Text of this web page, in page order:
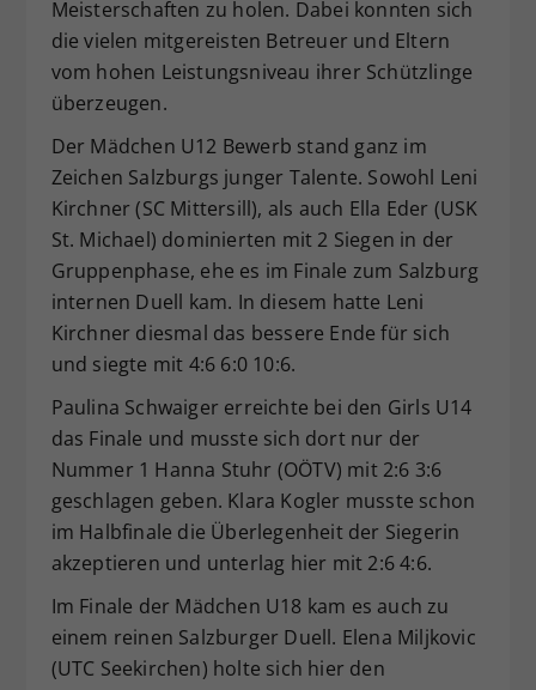
Meisterschaften zu holen. Dabei konnten sich
die vielen mitgereisten Betreuer und Eltern
vom hohen Leistungsniveau ihrer Schützlinge
überzeugen.
Der Mädchen U12 Bewerb stand ganz im
Zeichen Salzburgs junger Talente. Sowohl Leni
Kirchner (SC Mittersill), als auch Ella Eder (USK
St. Michael) dominierten mit 2 Siegen in der
Gruppenphase, ehe es im Finale zum Salzburg
internen Duell kam. In diesem hatte Leni
Kirchner diesmal das bessere Ende für sich
und siegte mit 4:6 6:0 10:6.
Paulina Schwaiger erreichte bei den Girls U14
das Finale und musste sich dort nur der
Nummer 1 Hanna Stuhr (OÖTV) mit 2:6 3:6
geschlagen geben. Klara Kogler musste schon
im Halbfinale die Überlegenheit der Siegerin
akzeptieren und unterlag hier mit 2:6 4:6.
Im Finale der Mädchen U18 kam es auch zu
einem reinen Salzburger Duell. Elena Miljkovic
(UTC Seekirchen) holte sich hier den
Zweck
Dieser Wert speichert Ihre Consent-
Einstellungen. Unter anderem eine
zufällig generierte ID, für die
vorgenommen Einstellungen, falls der
Webseiten-Betreiber dies eingestellt
hat.